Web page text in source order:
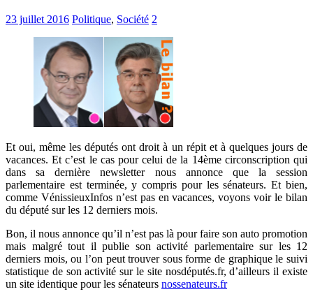
23 juillet 2016 Politique, Société 2
Et oui, même les députés ont droit à un répit et à quelques jours de
vacances. Et c’est le cas pour celui de la 14ème circonscription qui
dans sa dernière newsletter nous annonce que la session
parlementaire est terminée, y compris pour les sénateurs. Et bien,
comme VénissieuxInfos n’est pas en vacances, voyons voir le bilan
du député sur les 12 derniers mois.
Bon, il nous annonce qu’il n’est pas là pour faire son auto promotion
mais malgré tout il publie son activité parlementaire sur les 12
derniers mois, ou l’on peut trouver sous forme de graphique le suivi
statistique de son activité sur le sitenosdéputés.fr,d’ailleurs il existe
un site identique pour les sénateurs nossenateurs.fr